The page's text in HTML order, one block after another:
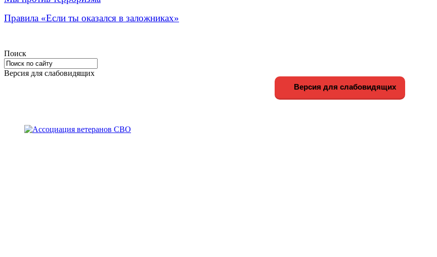
Правила «Если ты оказался в заложниках»
Поиск
Версия для слабовидящих
Версия для слабовидящих